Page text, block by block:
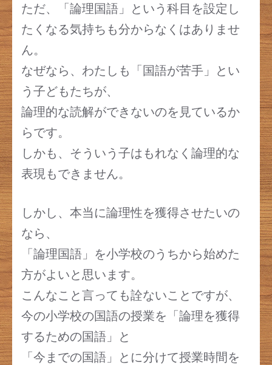
ただ、「論理国語」という科目を設定し
たくなる気持ちも分からなくはありませ
ん。
なぜなら、わたしも「国語が苦手」とい
う子どもたちが、
論理的な読解ができないのを見ているか
らです。
しかも、そういう子はもれなく論理的な
表現もできません。
しかし、本当に論理性を獲得させたいの
なら、
「論理国語」を小学校のうちから始めた
方がよいと思います。
こんなこと言っても詮ないことですが、
今の小学校の国語の授業を「論理を獲得
するための国語」と
「今までの国語」とに分けて授業時間を